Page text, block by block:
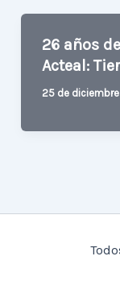
26 años
Acteal:
25 de